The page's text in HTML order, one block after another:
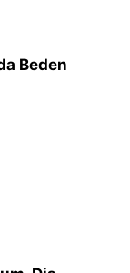
Beden